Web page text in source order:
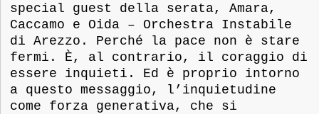
special guest della serata, Amara,
Caccamo e Oida – Orchestra Instabile
di Arezzo. Perché la pace non è stare
fermi. È, al contrario, il coraggio di
essere inquieti. Ed è proprio intorno
a questo messaggio, l’inquietudine
come forza generativa, che si